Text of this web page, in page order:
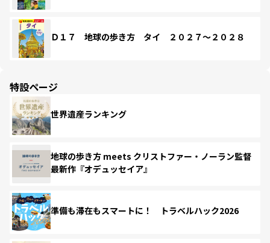
Ｄ１７ 地球の歩き方 タイ ２０２７～２０２８
特設ページ
世界遺産ランキング
地球の歩き方 meets クリストファー・ノーラン監督
最新作『オデュッセイア』
準備も滞在もスマートに！ トラベルハック2026